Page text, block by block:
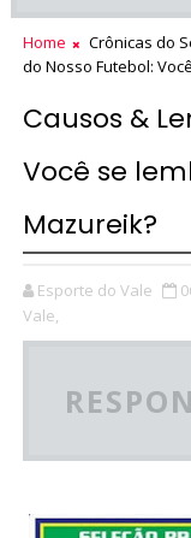
Home Crônicas do
do Nosso Futebol:
Causos &
Você se
Mazureik?
Esporte do Vale
Vale,